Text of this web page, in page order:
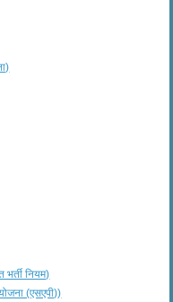
नियम)
(एसएपी))